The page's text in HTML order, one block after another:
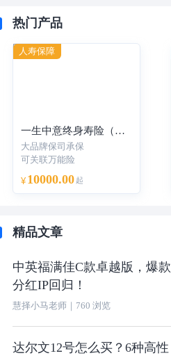
热门产品
一生中意终身寿险（分红型）-年交
大品牌保司承保
可关联万能险
¥ 10000.00 起
人寿保障
精品文章
中英福满佳C款卓越版，爆款
分红IP回归！
慧择小马老师｜ 760 浏览
达尔文12号怎么买？6种高性